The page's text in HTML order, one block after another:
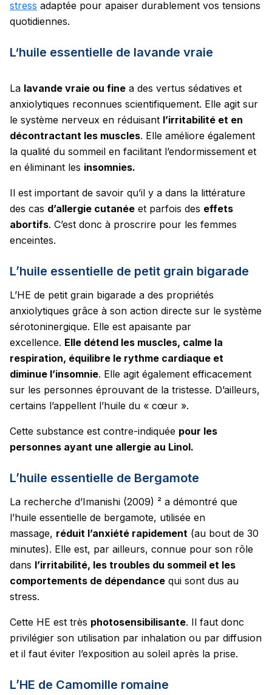
stress adaptée pour apaiser durablement vos tensions
quotidiennes.
L‘huile essentielle de lavande vraie
La lavande vraie ou fine a des vertus sédatives et
anxiolytiques reconnues scientifiquement. Elle agit sur
le système nerveux en réduisant l’irritabilité et en
décontractant les muscles. Elle améliore également
la qualité du sommeil en facilitant l’endormissement et
en éliminant les insomnies.
Il est important de savoir qu’il y a dans la littérature
des cas d’allergie cutanée et parfois des effets
abortifs. C’est donc à proscrire pour les femmes
enceintes.
L’huile essentielle de petit grain bigarade
L’HE de petit grain bigarade a des propriétés
anxiolytiques grâce à son action directe sur le système
sérotoninergique. Elle est apaisante par
excellence. Elle détend les muscles, calme la
respiration, équilibre le rythme cardiaque et
diminue l’insomnie. Elle agit également efficacement
sur les personnes éprouvant de la tristesse. D’ailleurs,
certains l’appellent l’huile du « cœur ».
Cette substance est contre-indiquée pour les
personnes ayant une allergie au Linol.
L’huile essentielle de Bergamote
La recherche d’Imanishi (2009) ² a démontré que
l’huile essentielle de bergamote, utilisée en
massage, réduit l’anxiété rapidement (au bout de 30
minutes). Elle est, par ailleurs, connue pour son rôle
dans l’irritabilité, les troubles du sommeil et les
comportements de dépendance qui sont dus au
stress.
Cette HE est très photosensibilisante. Il faut donc
privilégier son utilisation par inhalation ou par diffusion
et il faut éviter l’exposition au soleil après la prise.
L’HE de Camomille romaine